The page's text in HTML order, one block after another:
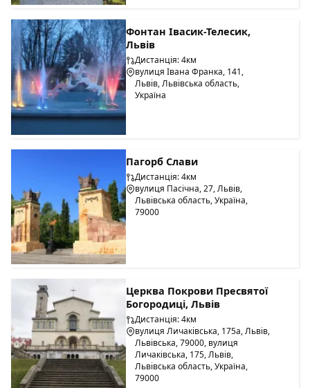
Фонтан Івасик-Телесик,
Львів
Дистанція: 4км
вулиця Івана Франка, 141,
Львів, Львівська область,
Україна
Пагорб Слави
Дистанція: 4км
вулиця Пасічна, 27, Львів,
Львівська область, Україна,
79000
Церква Покрови Пресвятої
Богородиці, Львів
Дистанція: 4км
вулиця Личаківська, 175а, Львів,
Львівська, 79000, вулиця
Личаківська, 175, Львів,
Львівська область, Україна,
79000